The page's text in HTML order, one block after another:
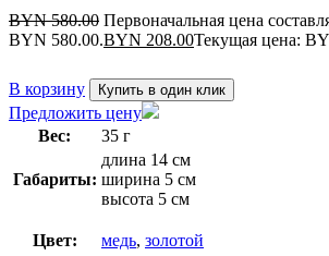
BYN580.00 Первоначальная цена
BYN 580.00.BYN 208.00Текущая цена:
В корзину Купить в один клик
Предложить цену
Вес:
35 г
Габариты:
длина 14 см
ширина 5 см
высота 5 см
Цвет: медь, золотой